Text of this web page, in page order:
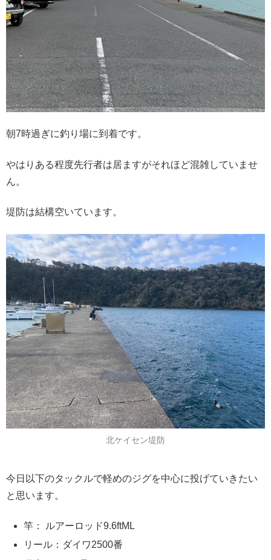
朝7時過ぎに釣り場に到着です。
やはりある程度先行者は居ますがそれほど混雑していませ
ん。
堤防は結構空いています。
北ケイセン堤防
今日以下のタックルで軽めのジグを中心に投げていきたい
と思います。
竿： ルアーロッド9.6ftML
リール：ダイワ2500番